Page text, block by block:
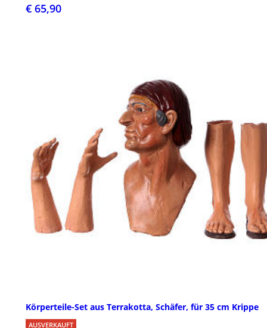
€ 65,90
Körperteile-Set aus Terrakotta, Schäfer, für 35 cm Krippe
AUSVERKAUFT